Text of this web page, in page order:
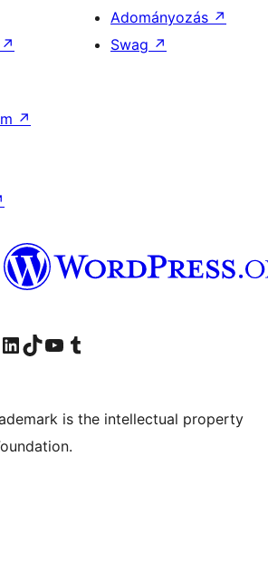
↗
Adományozás ↗
Swag ↗
↗
megtekintése
Instagram account
Visit our LinkedIn account
Visit our TikTok account
Visit our YouTube channel
Visit our Tumblr account
is the intellectual property